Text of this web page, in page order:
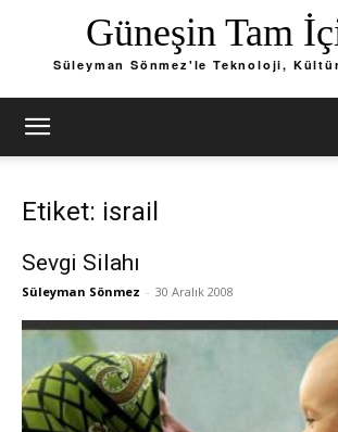
Güneşin Tam
Süleyman Sönmez'le Teknoloji,
Etiket: israil
Sevgi Silahı
Süleyman Sönmez - 30 Aralık 2008